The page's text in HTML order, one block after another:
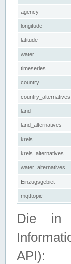
agency
longitude
latitude
water
timeseries
country
country_alternatives
land
land_alternatives
kreis
kreis_alternatives
water_alternatives
Einzugsgebiet
mqtttopic
Die in
API):